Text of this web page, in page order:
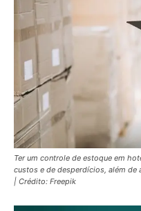
Ter um controle de estoque em
custos e de desperdícios, além
| Crédito: Freepik